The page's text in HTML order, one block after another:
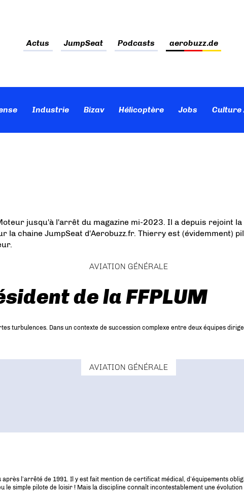
Actus JumpSeat Podcasts aerobuzz.de
Industrie Bizav Hélicoptère Jobs Culture
jusqu'à l'arrêt du magazine mi-2023. Il a depuis rejoint
la chaine JumpSeat d'Aerobuzz.fr. Thierry est (évidemment)
AVIATION GÉNÉRALE
de la FFPLUM
turbulences. Dans un contexte de succession complexe entre deux équipes
AVIATION GÉNÉRALE
l’arrêté de 1991. Il y est fait mention de certificat médical, d’équipements
le simple pilote de loisir ! Mais la discipline connaît incontestablement une